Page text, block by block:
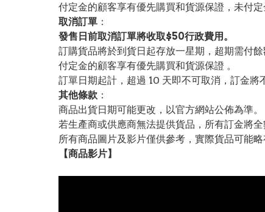
付定金的顧客享有優先購買和貨源保證，未付定
取消訂單 ：
發售日前取消訂單將收取$50行政費用。
訂購貨品將於到貨日起存放一星期，超期需付
付定金的顧客享有優先購買和貨源保證 。
訂單日期起計，超過 10 天即不可取消，訂金將
其他條款 ：
商品出貨日期可能更改，以官方網站公佈為準。
若生產商或供應商無法提供貨品，所有訂金將全
所有商品圖片及影片僅供參考，實際貨品可能略
【商品影片】